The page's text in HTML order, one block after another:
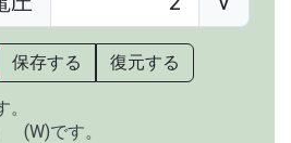
保存する 復元する
(W)です。